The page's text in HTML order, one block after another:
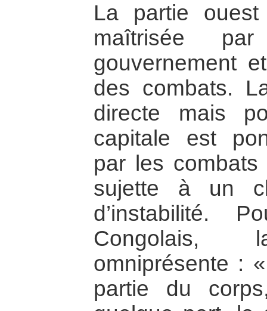
La partie
maîtrisée
gouvernement
des combats.
directe mais
capitale est
par les combats
sujette à un
d’instabilité.
omniprésente :
partie du